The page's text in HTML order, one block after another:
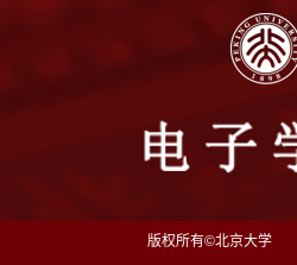
版权所有©北京大学